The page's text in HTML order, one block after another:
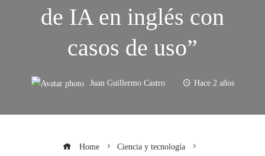
de IA en inglés con
casos de uso”
Juan Guillermo Castro Hace 2 años
Home
Ciencia y tecnología